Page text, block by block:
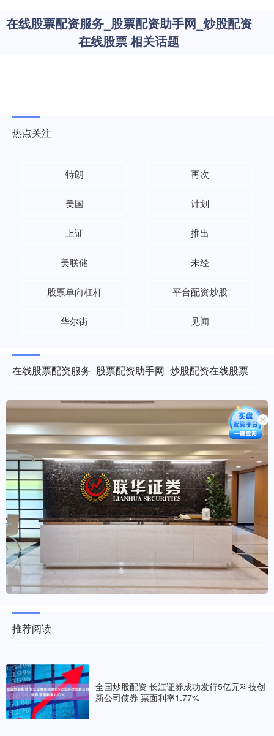
在线股票配资服务_股票配资助手网_炒股配资
在线股票 相关话题
热点关注
特朗 再次
美国 计划
上证 推出
美联储 未经
股票单向杠杆 平台配资炒股
华尔街 见闻
在线股票配资服务_股票配资助手网_炒股配资在线股票
推荐阅读
全国炒股配资 长江证券成功发行5亿元科技创
新公司债券 票面利率1.77%